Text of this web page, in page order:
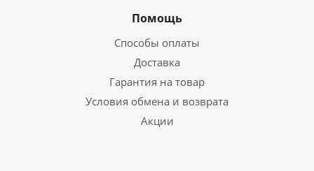
Помощь
Способы оплаты
Доставка
Гарантия на товар
Условия обмена и возврата
Акции